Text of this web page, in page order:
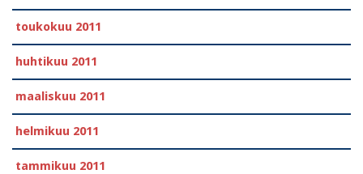
toukokuu 2011
huhtikuu 2011
maaliskuu 2011
helmikuu 2011
tammikuu 2011